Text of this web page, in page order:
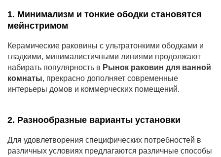
1. Минимализм и тонкие ободки становятся
мейнстримом
Керамические раковины с ультратонкими ободками и
гладкими, минималистичными линиями продолжают
набирать популярность в Рынок раковин для ванной
комнаты, прекрасно дополняет современные
интерьеры домов и коммерческих помещений.
2. Разнообразные варианты установки
Для удовлетворения специфических потребностей в
различных условиях предлагаются различные способы